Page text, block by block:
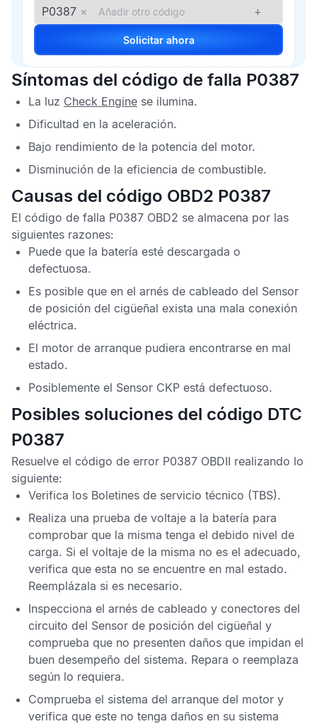
P0387 × +
Solicitar ahora
Síntomas del código de falla P0387
La luz Check Engine se ilumina.
Dificultad en la aceleración.
Bajo rendimiento de la potencia del motor.
Disminución de la eficiencia de combustible.
Causas del código OBD2 P0387
El código de falla P0387 OBD2 se almacena por las
siguientes razones:
Puede que la batería esté descargada o
defectuosa.
Es posible que en el arnés de cableado del Sensor
de posición del cigüeñal exista una mala conexión
eléctrica.
El motor de arranque pudiera encontrarse en mal
estado.
Posiblemente el Sensor CKP está defectuoso.
Posibles soluciones del código DTC
P0387
Resuelve el código de error P0387 OBDII realizando lo
siguiente:
Verifica los Boletines de servicio técnico (TBS).
Realiza una prueba de voltaje a la batería para
comprobar que la misma tenga el debido nivel de
carga. Si el voltaje de la misma no es el adecuado,
verifica que esta no se encuentre en mal estado.
Reemplázala si es necesario.
Inspecciona el arnés de cableado y conectores del
circuito del Sensor de posición del cigüeñal y
comprueba que no presenten daños que impidan el
buen desempeño del sistema. Repara o reemplaza
según lo requiera.
Comprueba el sistema del arranque del motor y
verifica que este no tenga daños en su sistema